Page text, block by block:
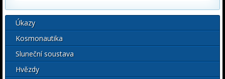
Úkazy
Kosmonautika
Sluneční soustava
Hvězdy